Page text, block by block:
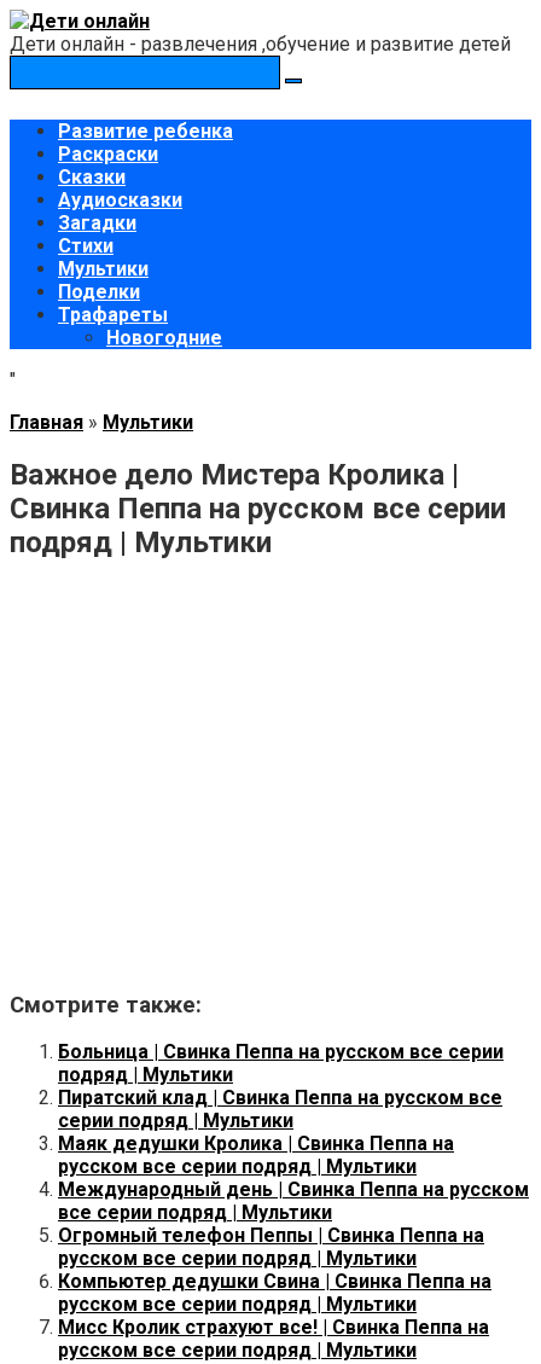
Перейти
к
Дети онлайн - развлечения ,обучение и развитие детей
Развитие ребенка
Раскраски
Сказки
Аудиосказки
Загадки
Стихи
Мультики
Поделки
Трафареты
Новогодние
"
Главная » Мультики
Важное дело Мистера Кролика |
Свинка Пеппа на русском все серии
подряд | Мультики
Смотрите также:
Больница | Свинка Пеппа на русском все серии
подряд | Мультики
Пиратский клад | Свинка Пеппа на русском все
серии подряд | Мультики
Маяк дедушки Кролика | Свинка Пеппа на
русском все серии подряд | Мультики
Международный день | Свинка Пеппа на русском
все серии подряд | Мультики
Огромный телефон Пеппы | Свинка Пеппа на
русском все серии подряд | Мультики
Компьютер дедушки Свина | Свинка Пеппа на
русском все серии подряд | Мультики
Мисс Кролик страхуют все! | Свинка Пеппа на
русском все серии подряд | Мультики